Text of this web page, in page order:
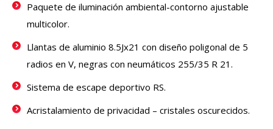
Paquete de iluminación ambiental-contorno ajustable
multicolor.
Llantas de aluminio 8.5Jx21 con diseño poligonal de 5
radios en V, negras con neumáticos 255/35 R 21.
Sistema de escape deportivo RS.
Acristalamiento de privacidad – cristales oscurecidos.